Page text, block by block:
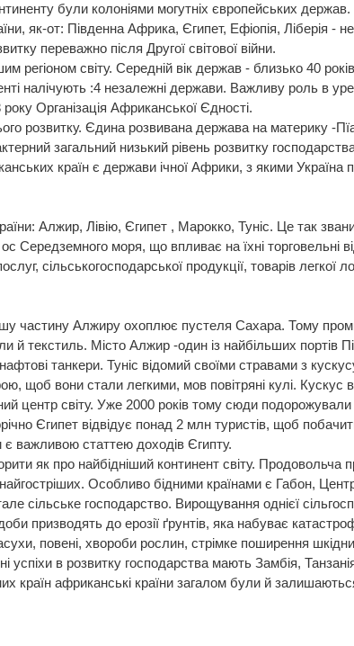
були колоніями могутніх європейських
як-от: Південна Африка, Єгипет, Ефіопія, Ліберія -
переважно після Другої світової війни.
світу. Середній вік держав - близько 40
налічують :4 незалежні держави. Важливу роль в
Організація Африканської Єдності.
розвитку. Єдина розвивана держава на
загальний низький рівень розвитку
країн є держави ічної Африки, з якими Україна
Алжир, Лівію, Єгипет , Марокко, Туніс. Це так
Середземного моря, що впливає на їхні
сільськогосподарської продукції, товарів
частину Алжиру охоплює пустеля Сахара. Тому
й текстиль. Місто Алжир -один із найбільших портів
танкери. Туніс відомий своїми стравами з
щоб вони стали легкими, мов повітряні кулі.
центр світу. Уже 2000 років тому сюди
Єгипет відвідує понад 2 млн туристів, щоб
є важливою статтею доходів Єгипту.
як про найбідніший континент світу. Продовольча
Особливо бідними країнами є Габон,
сільське господарство. Вирощування однієї
призводять до ерозії ґрунтів, яка набуває
повені, хвороби рослин, стрімке поширення
успіхи в розвитку господарства мають Замбія,
країн африканські країни загалом були й